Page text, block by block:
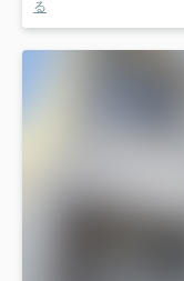
る